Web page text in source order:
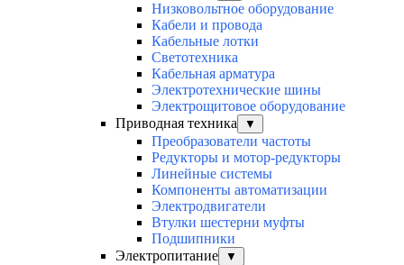
Низковольтное оборудование
Кабели и провода
Кабельные лотки
Светотехника
Кабельная арматура
Электротехнические шины
Электрощитовое оборудование
Приводная техника
▼
Преобразователи частоты
Редукторы и мотор-редукторы
Линейные системы
Компоненты автоматизации
Электродвигатели
Втулки шестерни муфты
Подшипники
Электропитание
▼